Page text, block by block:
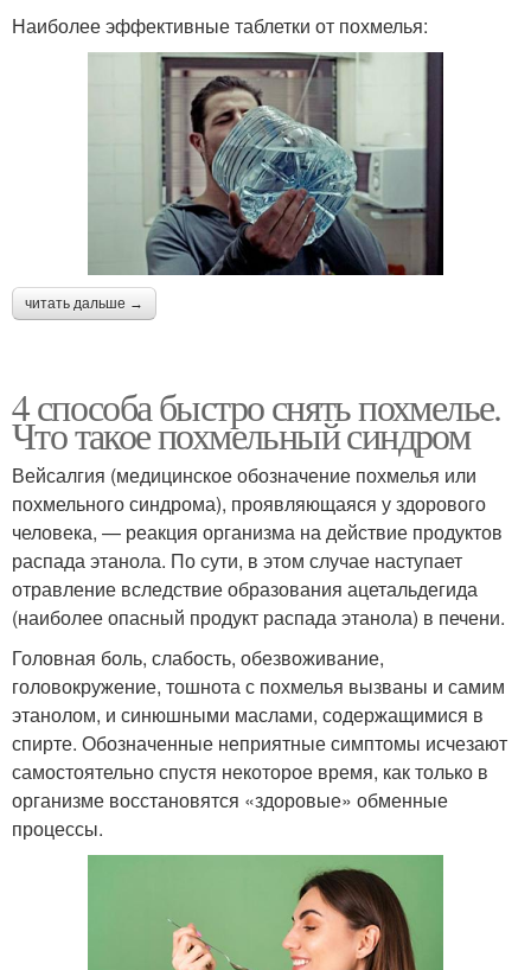
Наиболее эффективные таблетки от похмелья:
читать дальше →
4 способа быстро снять похмелье.
Что такое похмельный синдром
Вейсалгия (медицинское обозначение похмелья или
похмельного синдрома), проявляющаяся у здорового
человека, — реакция организма на действие продуктов
распада этанола. По сути, в этом случае наступает
отравление вследствие образования ацетальдегида
(наиболее опасный продукт распада этанола) в печени.
Головная боль, слабость, обезвоживание,
головокружение, тошнота с похмелья вызваны и самим
этанолом, и синюшными маслами, содержащимися в
спирте. Обозначенные неприятные симптомы исчезают
самостоятельно спустя некоторое время, как только в
организме восстановятся «здоровые» обменные
процессы.